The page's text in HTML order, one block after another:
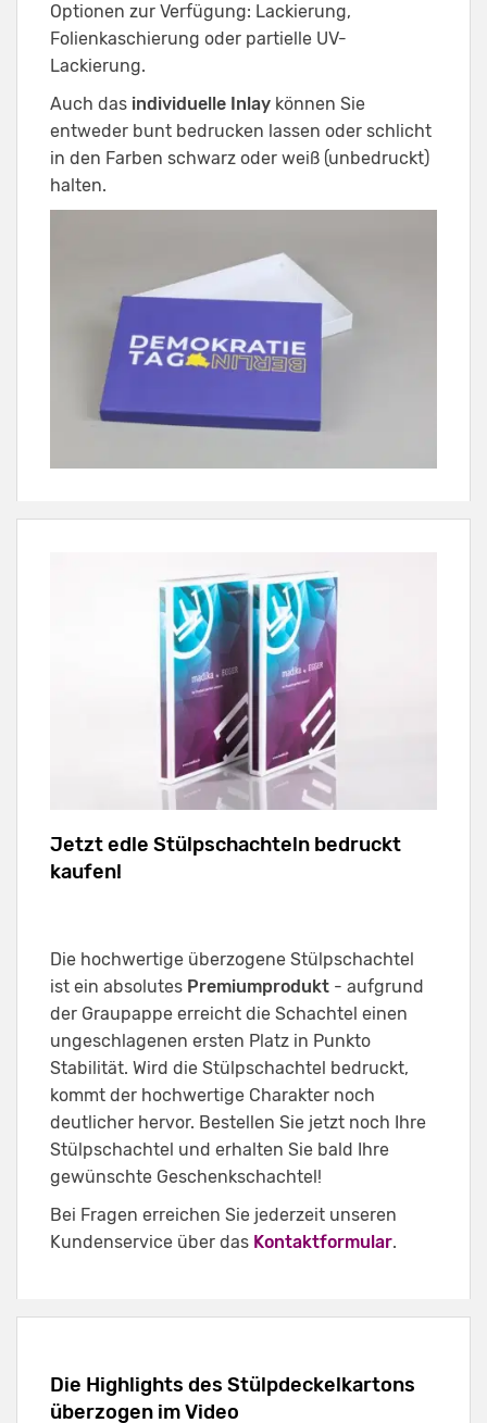
Optionen zur Verfügung: Lackierung,
Folienkaschierung oder partielle UV-
Lackierung.
Auch das individuelle Inlay können Sie
entweder bunt bedrucken lassen oder schlicht
in den Farben schwarz oder weiß (unbedruckt)
halten.
Jetzt edle Stülpschachteln bedruckt
kaufen!
Die hochwertige überzogene Stülpschachtel
ist ein absolutes Premiumprodukt - aufgrund
der Graupappe erreicht die Schachtel einen
ungeschlagenen ersten Platz in Punkto
Stabilität. Wird die Stülpschachtel bedruckt,
kommt der hochwertige Charakter noch
deutlicher hervor. Bestellen Sie jetzt noch Ihre
Stülpschachtel und erhalten Sie bald Ihre
gewünschte Geschenkschachtel!
Bei Fragen erreichen Sie jederzeit unseren
Kundenservice über das Kontaktformular.
Die Highlights des Stülpdeckelkartons
überzogen im Video